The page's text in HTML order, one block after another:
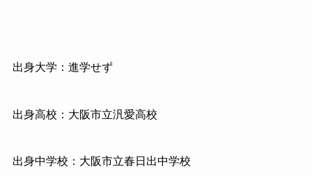
出身大学：進学せず
出身高校：大阪市立汎愛高校
出身中学校：大阪市立春日出中学校